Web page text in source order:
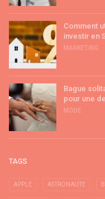
Comment
investir en
MARKETING
Bague
pour une
MODE
TAGS
APPLE ASTRONAUTE